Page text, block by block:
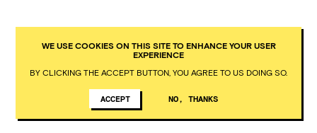
WE USE COOKIES ON THIS SITE TO ENHANCE YOUR USER
EXPERIENCE
BY CLICKING THE ACCEPT BUTTON, YOU AGREE TO US DOING SO.
ACCEPT NO, THANKS